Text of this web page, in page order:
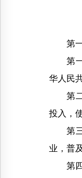
第一
第一
华人民
第二
投入，
第三
业，普
第四